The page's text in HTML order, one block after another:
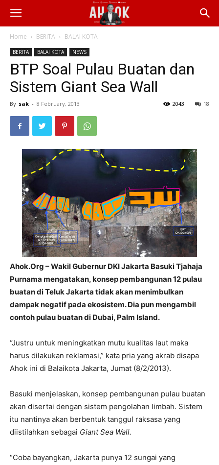
Home BERITA BALAI KOTA
BERITA BALAI KOTA NEWS
BTP Soal Pulau Buatan dan
Sistem Giant Sea Wall
By sak - 8 February, 2013 18
2043
Ahok.Org – Wakil Gubernur DKI Jakarta Basuki Tjahaja
Purnama mengatakan, konsep pembangunan 12 pulau
buatan di Teluk Jakarta tidak akan menimbulkan
dampak negatif pada ekosistem. Dia pun mengambil
contoh pulau buatan di Dubai, Palm Island.
“Justru untuk meningkatkan mutu kualitas laut maka
harus dilakukan reklamasi,” kata pria yang akrab disapa
Ahok ini di Balaikota Jakarta, Jumat (8/2/2013).
Basuki menjelaskan, konsep pembangunan pulau buatan
akan disertai dengan sistem pengolahan limbah. Sistem
itu nantinya akan berbentuk tanggul raksasa yang
diistilahkan sebagai Giant Sea Wall.
“Coba bayangkan, Jakarta punya 12 sungai yang